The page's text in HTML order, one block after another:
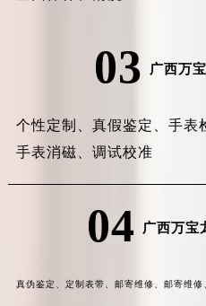
03 广西万
个性定制、 真假鉴定、 手表
手表消磁、 调试校准
04 广西万宝
真伪鉴定、 定制表带、 邮寄维修、 邮寄维修